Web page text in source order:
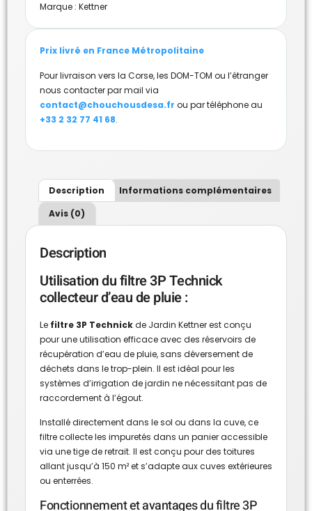
Marque : Kettner
Prix livré en France Métropolitaine
Pour livraison vers la Corse, les DOM-TOM ou l’étranger
nous contacter par mail via
contact@chouchousdesa.fr ou par téléphone au
+33 2 32 77 41 68.
Description
Informations complémentaires
Avis (0)
Description
Utilisation du filtre 3P Technick
collecteur d’eau de pluie :
Le filtre 3P Technickde Jardin Kettner est conçu
pour une utilisation efficace avec des réservoirs de
récupération d’eau de pluie, sans déversement de
déchets dans le trop-plein. Il est idéal pour les
systèmes d’irrigation de jardin ne nécessitant pas de
raccordement à l’égout.
Installé directement dans le sol ou dans la cuve, ce
filtre collecte les impuretés dans un panier accessible
via une tige de retrait. Il est conçu pour des toitures
allant jusqu’à 150 m² et s’adapte aux cuves extérieures
ou enterrées.
Fonctionnement et avantages du filtre 3P